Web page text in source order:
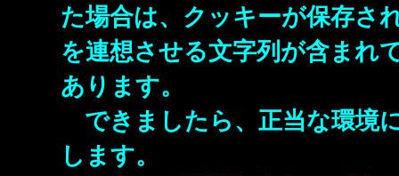
た場合は、クッキーが保存さ
を連想させる文字列が含まれ
あります。
できましたら、正当な環境
します。